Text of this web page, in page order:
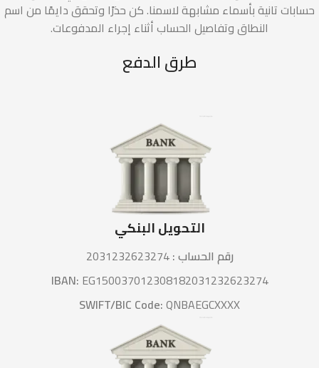
حسابات تانية بأسماء مشابهة لاسمنا. كن حذرًا وتحقق دايمًا من اسم
النطاق وتفاصيل الحساب أثناء إجراء المدفوعات.
طرق الدفع
التحويل البنكي
رقم الحساب :2031232623274
IBAN: EG150037012308182031232623274
SWIFT/BIC Code:QNBAEGCXXXX